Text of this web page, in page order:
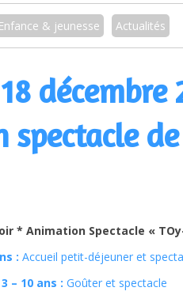
Enfance & jeunesse Actualités
décembre
spectacle
* Animation Spectacle «
: Accueil petit-déjeuner et
– 10 ans : Goûter et spectacle